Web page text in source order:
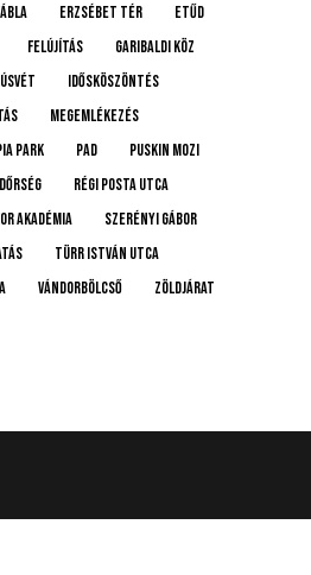
Erzsébet tér
etűd
felújítás
Garibaldi köz
idősköszöntés
megemlékezés
Park pad
Puskin mozi
Régi posta utca
Akadémia
Szerényi Gábor
Türr István utca
Vándorbölcső
Zöldjárat